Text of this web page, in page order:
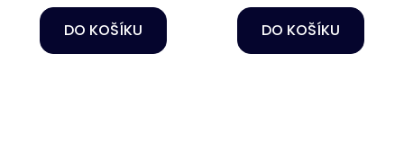
DO KOŠÍKU DO KOŠÍKU